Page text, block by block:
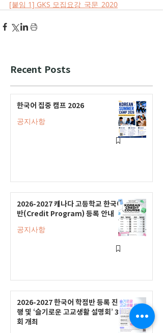
[붙임 1] GKS 모집요강_국문_2020
Recent Posts
한국어 집중 캠프 2026
공지사항
2026-2027 캐나다 고등학교 한국어
반(Credit Program) 등록 안내
공지사항
2026-2027 한국어 학점반 등록 진
행 및 ‘슬기로운 고교생활 설명회’ 3
회 개최